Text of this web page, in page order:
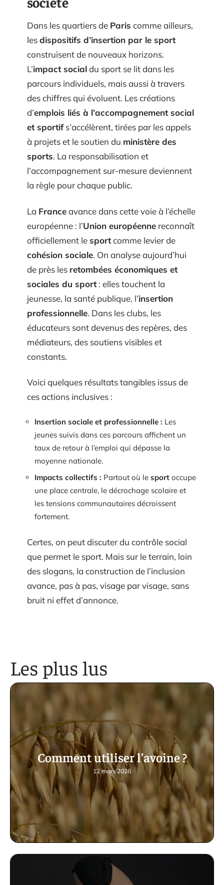
Dans les quartiers de Paris comme ailleurs,
lesdispositifs d’insertion par le sport
construisent de nouveaux horizons.
L’impact socialdu sport se lit dans les
parcours individuels, mais aussi à travers
des chiffres qui évoluent. Les créations
d’emplois liés à l’accompagnement social
et sportifs’accélèrent, tirées par les appels
à projets et le soutien du ministère des
sports. La responsabilisation et
l’accompagnement sur-mesure deviennent
la règle pour chaque public.
La Franceavance dans cette voie à l’échelle
européenne : l’Union européenne reconnaît
officiellement lesportcomme levier de
cohésion sociale. On analyse aujourd’hui
de près les retombées économiques et
sociales du sport: elles touchent la
jeunesse, la santé publique, l’insertion
professionnelle. Dans les clubs, les
éducateurs sont devenus des repères, des
médiateurs, des soutiens visibles et
constants.
Voici quelques résultats tangibles issus de
ces actions inclusives :
Insertion sociale et professionnelle : Les
jeunes suivis dans ces parcours affichent un
taux de retour à l’emploi qui dépasse la
moyenne nationale.
Impacts collectifs : Partout où le sport occupe
une place centrale, le décrochage scolaire et
les tensions communautaires décroissent
fortement.
Certes, on peut discuter du contrôle social
que permet le sport. Mais sur le terrain, loin
des slogans, la construction de l’inclusion
avance, pas à pas, visage par visage, sans
bruit ni effet d’annonce.
Les plus lus
Comment utiliser l’avoine ?
12 mars 2026